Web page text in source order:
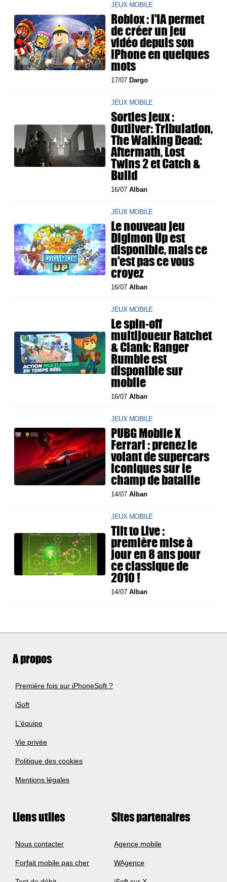
JEUX MOBILE
Roblox : l'IA permet
de créer un jeu
vidéo depuis son
iPhone en quelques
mots
17/07 Dargo
JEUX MOBILE
Sorties jeux :
Outliver: Tribulation,
The Walking Dead:
Aftermath, Lost
Twins 2 et Catch &
Build
16/07Alban
JEUX MOBILE
Le nouveau jeu
Digimon Up est
disponible, mais ce
n'est pas ce vous
croyez
16/07Alban
JEUX MOBILE
Le spin-off
multijoueur Ratchet
& Clank: Ranger
Rumble est
disponible sur
mobile
16/07Alban
JEUX MOBILE
PUBG Mobile X
Ferrari : prenez le
volant de supercars
iconiques sur le
champ de bataille
14/07Alban
JEUX MOBILE
Tilt to Live :
première mise à
jour en 8 ans pour
ce classique de
2010 !
14/07Alban
A propos
Première fois sur iPhoneSoft ?
iSoft
L'équipe
Vie privée
Politique des cookies
Mentions légales
Liens utiles
Nous contacter
Forfait mobile pas cher
Sites partenaires
Agence mobile
WAgence